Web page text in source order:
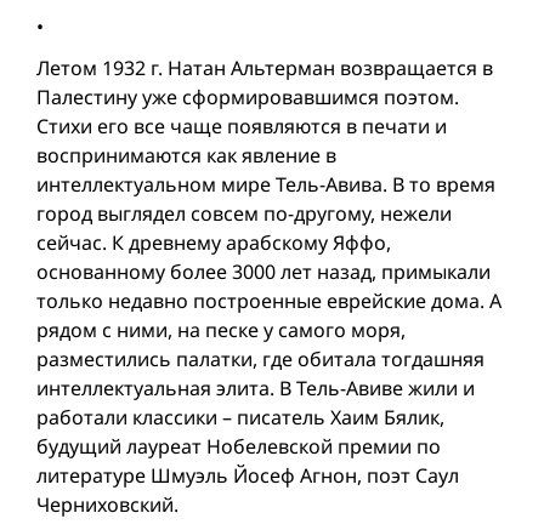
•
Летом 1932 г. Натан Альтерман возвращается в
Палестину уже сформировавшимся поэтом.
Стихи его все чаще появляются в печати и
воспринимаются как явление в
интеллектуальном мире Тель-Авива. В то время
город выглядел совсем по-другому, нежели
сейчас. К древнему арабскому Яффо,
основанному более 3000 лет назад, примыкали
только недавно построенные еврейские дома. А
рядом с ними, на песке у самого моря,
разместились палатки, где обитала тогдашняя
интеллектуальная элита. В Тель-Авиве жили и
работали классики – писатель Хаим Бялик,
будущий лауреат Нобелевской премии по
литературе Шмуэль Йосеф Агнон, поэт Саул
Черниховский.